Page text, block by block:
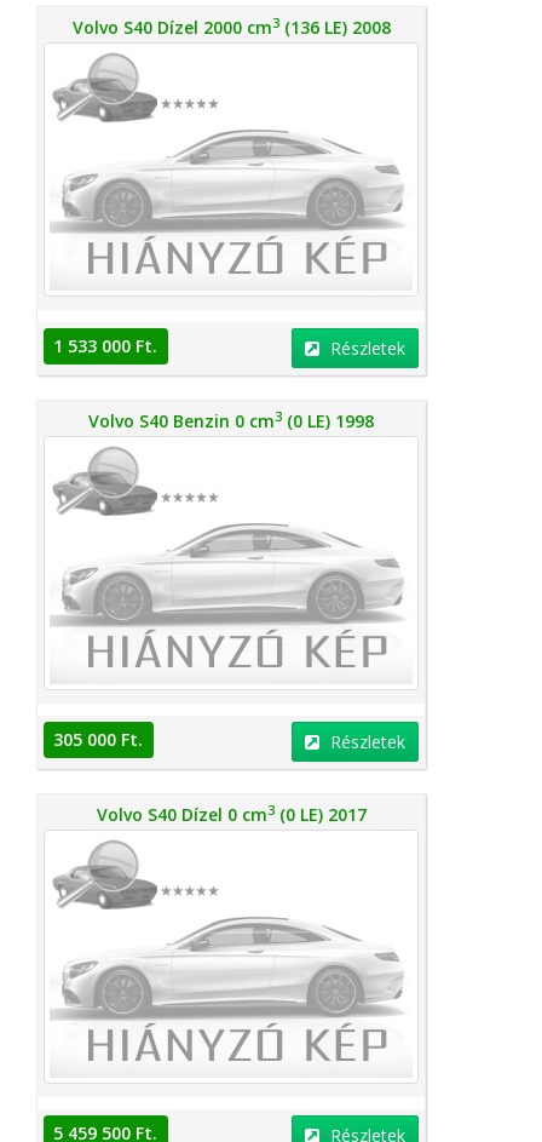
Volvo S40 Dízel 2000 cm3(136 LE) 2008
1 533 000 Ft. Részletek
Volvo S40 Benzin 0 cm3 (0 LE) 1998
305 000 Ft. Részletek
Volvo S40 Dízel 0 cm3(0 LE) 2017
5 459 500 Ft. Részletek